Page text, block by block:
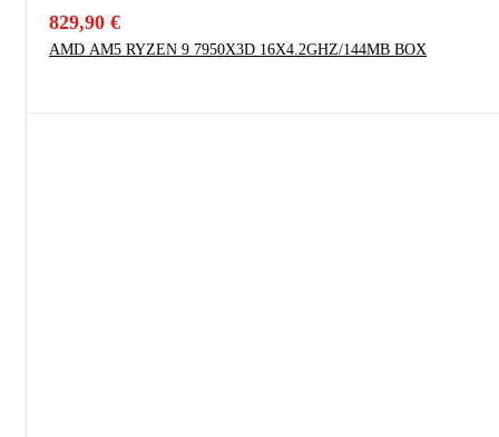
829,90 €
AMD AM5 RYZEN 9 7950X3D 16X4.2GHZ/144MB BOX